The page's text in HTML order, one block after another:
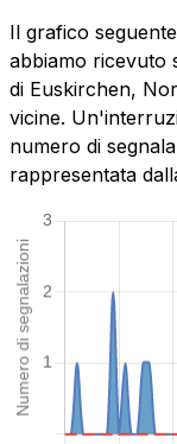
Il grafico
abbiamo ricevuto
di Euskirchen,
vicine.
numero di
rappresentata